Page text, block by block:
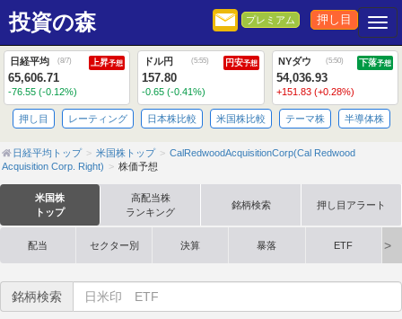
投資の森 プレミアム 押し目
日経平均 (8/7) 上昇予想
65,606.71
-76.55 (-0.12%)
ドル円 (5:55) 円安予想
157.80
-0.65 (-0.41%)
NYダウ (5:50) 下落予想
54,036.93
+151.83 (+0.28%)
押し目 レーティング 日本株比較 米国株比較 テーマ株 半導体株
日経平均トップ 米国株トップ
CalRedwoodAcquisitionCorp(Cal Redwood
Acquisition Corp. Right)
株価予想
米国株
トップ
高配当株
ランキング
銘柄検索 押し目アラート
配当 セクター別 決算 暴落 ETF
銘柄検索